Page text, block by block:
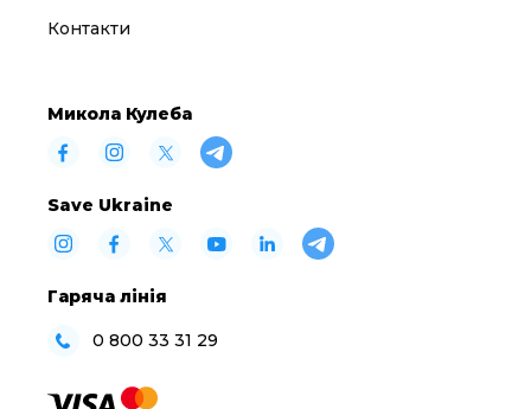
Контакти
Микола Кулеба
Save Ukraine
Гаряча лінія
0 800 33 31 29